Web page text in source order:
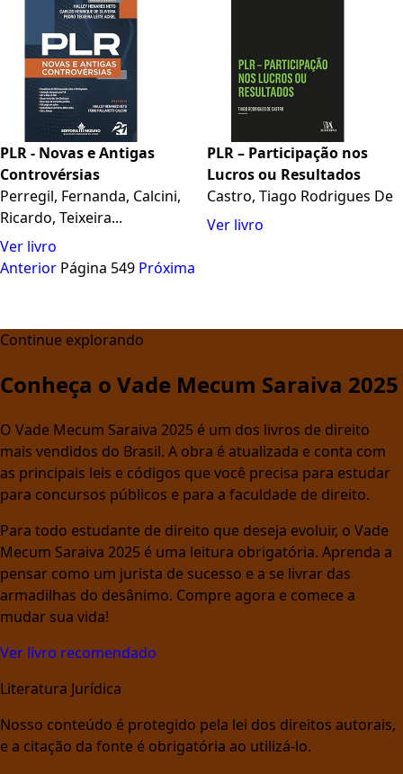
PLR - Novas e Antigas
Controvérsias
Perregil, Fernanda, Calcini,
Ricardo, Teixeira...
Ver livro
PLR – Participação nos
Lucros ou Resultados
Castro, Tiago Rodrigues De
Ver livro
Anterior Página 549 Próxima
Continue explorando
Conheça o Vade Mecum Saraiva 2025
O Vade Mecum Saraiva 2025 é um dos livros de direito
mais vendidos do Brasil. A obra é atualizada e conta com
as principais leis e códigos que você precisa para estudar
para concursos públicos e para a faculdade de direito.
Para todo estudante de direito que deseja evoluir, o Vade
Mecum Saraiva 2025 é uma leitura obrigatória. Aprenda a
pensar como um jurista de sucesso e a se livrar das
armadilhas do desânimo. Compre agora e comece a
mudar sua vida!
Ver livro recomendado
Literatura Jurídica
Nosso conteúdo é protegido pela lei dos direitos autorais,
e a citação da fonte é obrigatória ao utilizá-lo.